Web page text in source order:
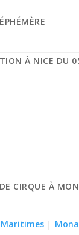
À NICE DU
CIRQUE À
|